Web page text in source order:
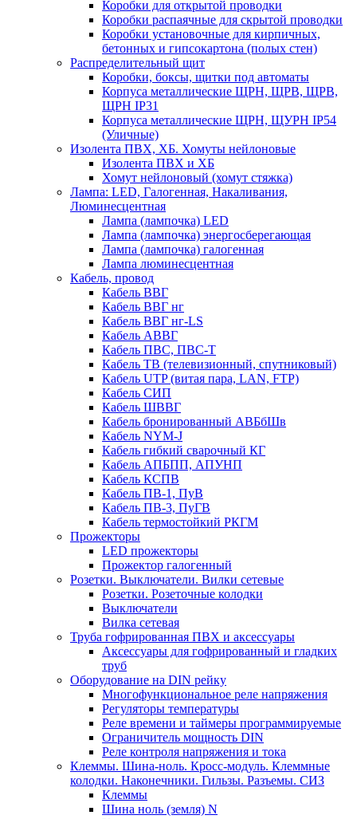
Коробки для открытой проводки
Коробки распаячные для скрытой проводки
Коробки установочные для кирпичных,
бетонных и гипсокартона (полых стен)
Распределительный щит
Коробки, боксы, щитки под автоматы
Корпуса металлические ЩРН, ЩРВ, ЩРВ,
ЩРН IP31
Корпуса металлические ЩРН, ЩУРН IP54
(Уличные)
Изолента ПВХ, ХБ. Хомуты нейлоновые
Изолента ПВХ и ХБ
Хомут нейлоновый (хомут стяжка)
Лампа: LED, Галогенная, Накаливания,
Люминесцентная
Лампа (лампочка) LED
Лампа (лампочка) энергосберегающая
Лампа (лампочка) галогенная
Лампа люминесцентная
Кабель, провод
Кабель ВВГ
Кабель ВВГ нг
Кабель ВВГ нг-LS
Кабель АВВГ
Кабель ПВС, ПВС-Т
Кабель ТВ (телевизионный, спутниковый)
Кабель UTP (витая пара, LAN, FTP)
Кабель СИП
Кабель ШВВГ
Кабель бронированный АВБбШв
Кабель NYM-J
Кабель гибкий сварочный КГ
Кабель АПБПП, АПУНП
Кабель КСПВ
Кабель ПВ-1, ПуВ
Кабель ПВ-3, ПуГВ
Кабель термостойкий РКГМ
Прожекторы
LED прожекторы
Прожектор галогенный
Розетки. Выключатели. Вилки сетевые
Розетки. Розеточные колодки
Выключатели
Вилка сетевая
Труба гофрированная ПВХ и аксессуары
Аксессуары для гофрированный и гладких
труб
Оборудование на DIN рейку
Многофункциональное реле напряжения
Регуляторы температуры
Реле времени и таймеры программируемые
Ограничитель мощность DIN
Реле контроля напряжения и тока
Клеммы. Шина-ноль. Кросс-модуль. Клеммные
колодки. Наконечники. Гильзы. Разъемы. СИЗ
Клеммы
Шина ноль (земля) N